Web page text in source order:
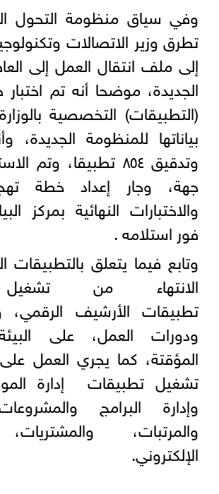
وفي سياق منظومة التحول
تطرق وزير الاتصالات
إلى ملف انتقال العمل إلى
الجديدة، موضحا أنه تم اختبار
(التطبيقات) التخصصية
بياناتها للمنظومة
جهة، وجار إعداد خطة
والاختبارات النهائية بمركز
فور استلامه .
وتابع فيما يتعلق بالتطبيقات
الانتهاء من تشغيل
تطبيقات الأرشيف الرقمي،
ودورات العمل، على
المؤقتة، كما يجري العمل
تشغيل تطبيقات إدارة
وإدارة البرامج
والمرتبات،
الإلكتروني.